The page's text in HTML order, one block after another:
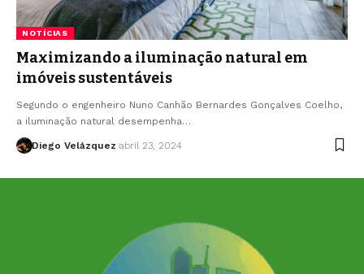
NOTÍCIAS
Maximizando a iluminação natural em
imóveis sustentáveis
Segundo o engenheiro Nuno Canhão Bernardes Gonçalves Coelho,
a iluminação natural desempenha…
Diego Velázquez abril 23, 2024